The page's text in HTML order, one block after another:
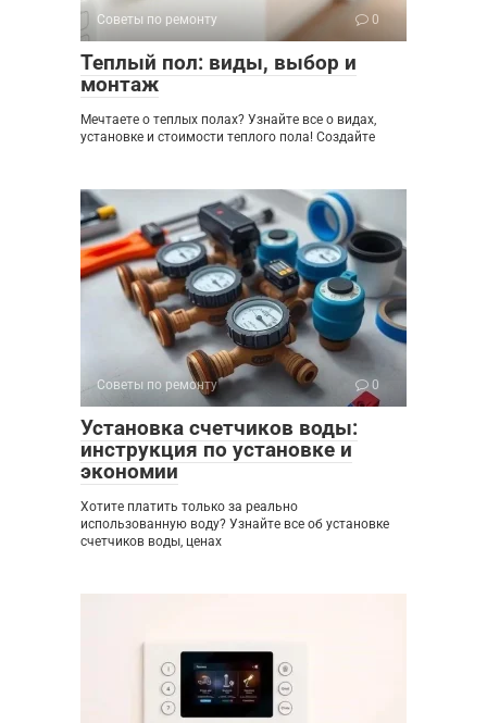
Советы по ремонту 0
Теплый пол: виды, выбор и
монтаж
Мечтаете о теплых полах? Узнайте все о видах,
установке и стоимости теплого пола! Создайте
Советы по ремонту 0
Установка счетчиков воды:
инструкция по установке и
экономии
Хотите платить только за реально
использованную воду? Узнайте все об установке
счетчиков воды, ценах